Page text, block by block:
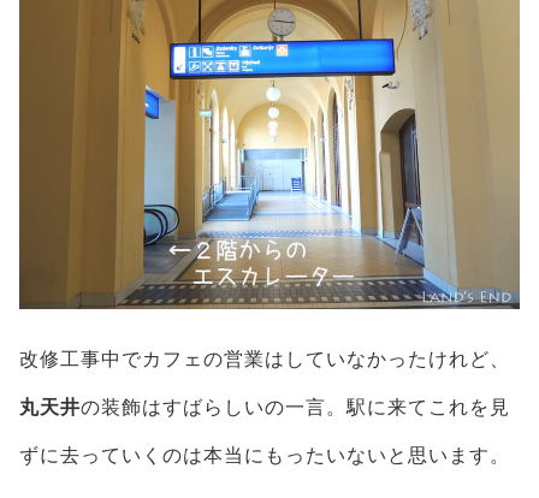
改修工事中でカフェの営業はしていなかったけれど、
丸天井の装飾はすばらしいの一言。駅に来てこれを見
ずに去っていくのは本当にもったいないと思います。